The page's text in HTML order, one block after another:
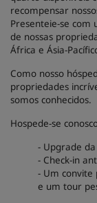
recompensar
Presenteie-se com
de nossas
África e Ásia-
Como nosso
propriedades
somos conhecidos.
Hospede-se
- Upgrade
- Check-in
- Um
e um tour